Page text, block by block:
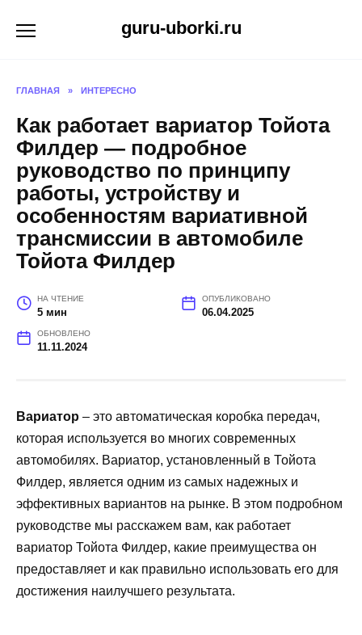
guru-uborki.ru
ГЛАВНАЯ » ИНТЕРЕСНО
Как работает вариатор Тойота
Филдер — подробное
руководство по принципу
работы, устройству и
особенностям вариативной
трансмиссии в автомобиле
Тойота Филдер
НА ЧТЕНИЕ
5 мин
ОПУБЛИКОВАНО
06.04.2025
ОБНОВЛЕНО
11.11.2024
Вариатор – это автоматическая коробка передач,
которая используется во многих современных
автомобилях. Вариатор, установленный в Тойота
Филдер, является одним из самых надежных и
эффективных вариантов на рынке. В этом подробном
руководстве мы расскажем вам, как работает
вариатор Тойота Филдер, какие преимущества он
предоставляет и как правильно использовать его для
достижения наилучшего результата.